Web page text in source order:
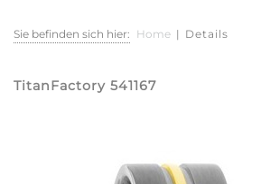
Sie befinden sich hier: Home | Details
TitanFactory 541167